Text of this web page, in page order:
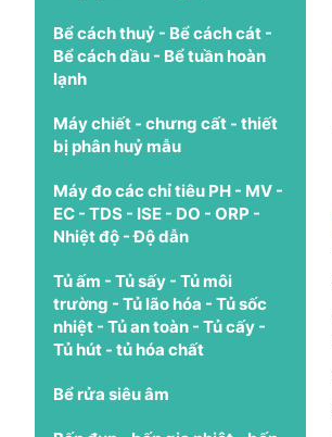
Bể cách thuỷ - Bể cách cát -
Bể cách dầu - Bể tuần hoàn
lạnh
Máy chiết - chưng cất - thiết
bị phân huỷ mẫu
Máy đo các chỉ tiêu PH - MV -
EC - TDS - ISE - DO - ORP -
Nhiệt độ - Độ dẫn
Tủ ấm - Tủ sấy - Tủ môi
trường - Tủ lão hóa - Tủ sốc
nhiệt - Tủ an toàn - Tủ cấy -
Tủ hút - tủ hóa chất
Bể rửa siêu âm